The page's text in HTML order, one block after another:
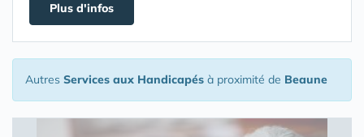
Plus d'infos
Autres Services aux Handicapés à proximité de Beaune